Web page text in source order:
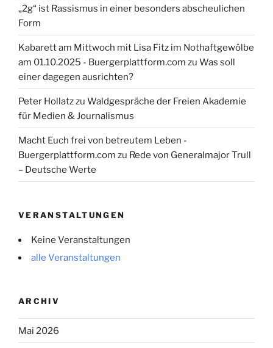
„2g“ ist Rassismus in einer besonders abscheulichen
Form
Kabarett am Mittwoch mit Lisa Fitz im Nothaftgewölbe
am 01.10.2025 - Buergerplattform.com zu Was soll
einer dagegen ausrichten?
Peter Hollatzzu Waldgespräche der Freien Akademie
für Medien & Journalismus
Macht Euch frei von betreutem Leben -
Buergerplattform.com zu Rede von Generalmajor Trull
– Deutsche Werte
VERANSTALTUNGEN
Keine Veranstaltungen
alle Veranstaltungen
ARCHIV
Mai 2026